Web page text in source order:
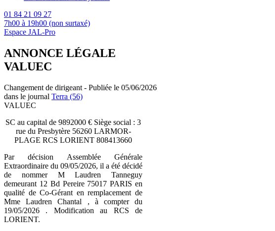
01 84 21 09 27
7h00 à 19h00 (non surtaxé)
Espace JAL-Pro
ANNONCE LÉGALE
VALUEC
Changement de dirigeant - Publiée le 05/06/2026
dans le journal Terra (56)
VALUEC
SC au capital de 9892000 € Siège social : 3
rue du Presbytère 56260 LARMOR-
PLAGE RCS LORIENT 808413660
Par décision Assemblée Générale
Extraordinaire du 09/05/2026, il a été décidé
de nommer M Laudren Tanneguy
demeurant 12 Bd Pereire 75017 PARIS en
qualité de Co-Gérant en remplacement de
Mme Laudren Chantal , à compter du
19/05/2026 . Modification au RCS de
LORIENT.